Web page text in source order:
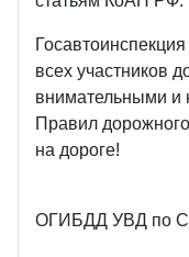
всех участников
внимательными и
Правил
на дороге!
ОГИБДД УВД по